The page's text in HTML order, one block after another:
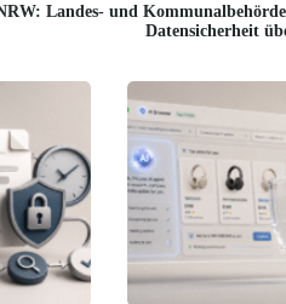
Landes- und
Datensicherheit